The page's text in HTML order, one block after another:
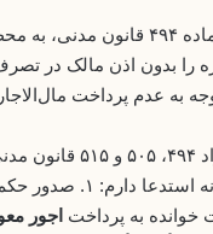
نظر به اینکه مطابق
را بدون اذن مالک در
به عدم پرداخت
علی‌هذا با
دارم: ۱. صدور حکم بر
اجور